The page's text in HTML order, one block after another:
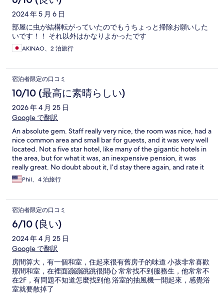
2024 年 5 月 6 日
部屋に虫が結構転がっていたのでもうちょっと掃除お願いした
いです！！ それ以外はかなりよかったです
AKINAO、2 泊旅行
宿泊者限定の口コミ
10/10 (最高に素晴らしい)
2026 年 4 月 25 日
Google で翻訳
An absolute gem. Staff really very nice, the room was nice, had a
nice common area and small bar for guests, and it was very well
located. Not a five star hotel, like many of the gigantic hotels in
the area, but for what it was, an inexpensive pension, it was
really great. No doubt about it, I’d stay there again, and rate it
five stars.
Phil、4 泊旅行
宿泊者限定の口コミ
6/10 (良い)
2024 年 4 月 25 日
Google で翻訳
房間算大，有一個和室，住起來很有舊房子的味道 小孩非常喜歡
那間和室，在裡面蹦蹦跳跳很開心 常常找不到服務生，他常常不
在2F，有問題不知道怎麼找到他 浴室的抽風機一開起來，感覺浴
室就要散掉了